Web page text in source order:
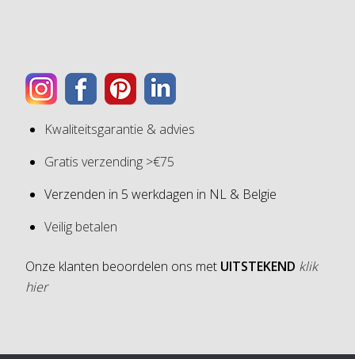
Kwaliteitsgarantie & advies
Gratis verzending >€75
Verzenden in 5 werkdagen in NL & Belgie
Veilig betalen
Onze klanten beoordelen ons met UITSTEKEND klik
hier